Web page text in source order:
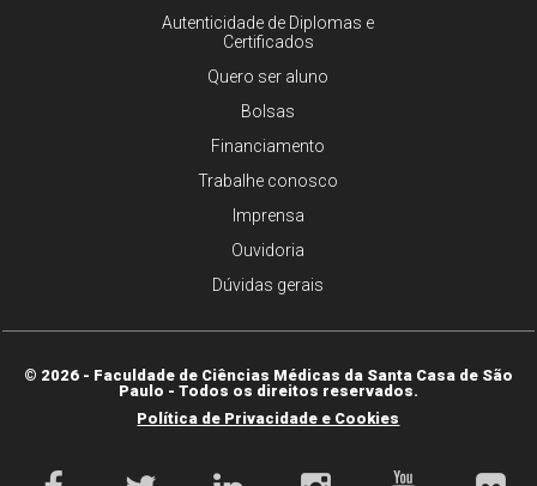
Autenticidade de Diplomas e
Certificados
Quero ser aluno
Bolsas
Financiamento
Trabalhe conosco
Imprensa
Ouvidoria
Dúvidas gerais
© 2026 - Faculdade de Ciências Médicas da Santa Casa de São
Paulo - Todos os direitos reservados.
Política de Privacidade e Cookies